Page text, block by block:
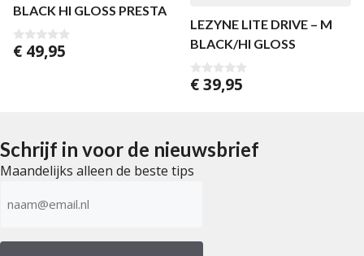
BLACK HI GLOSS PRESTA
0
€ 49,95
LEZYNE LITE DRIVE – M
BLACK/HI GLOSS
0
v
€39,95
Schrijf in voor de nieuwsbrief
Maandelijks alleen de beste tips
mailadres